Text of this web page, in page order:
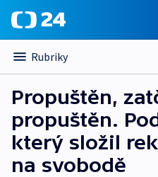
Rubriky
Propuštěn,
propuštěn.
který složil
na svobodě